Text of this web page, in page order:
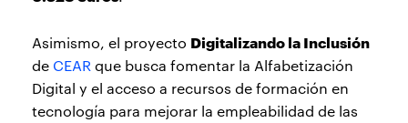
Asimismo, el proyecto Digitalizando la Inclusión
de CEAR que busca fomentar la Alfabetización
Digital y el acceso a recursos de formación en
tecnología para mejorar la empleabilidad de las